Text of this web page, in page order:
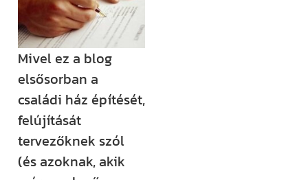
Mivel ez a blog
elsősorban a
családi ház építését,
felújítását
tervezőknek szól
(és azoknak, akik